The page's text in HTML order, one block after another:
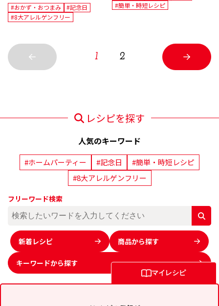
#おかず・おつまみ
#記念日
#8大アレルゲンフリー
#簡単・時短レシピ
1 2
レシピを探す
人気のキーワード
#ホームパーティー #記念日
#簡単・時短レシピ
#8大アレルゲンフリー
フリーワード検索
新着レシピ
キーワードから探す
商品から探す
マイレシピ